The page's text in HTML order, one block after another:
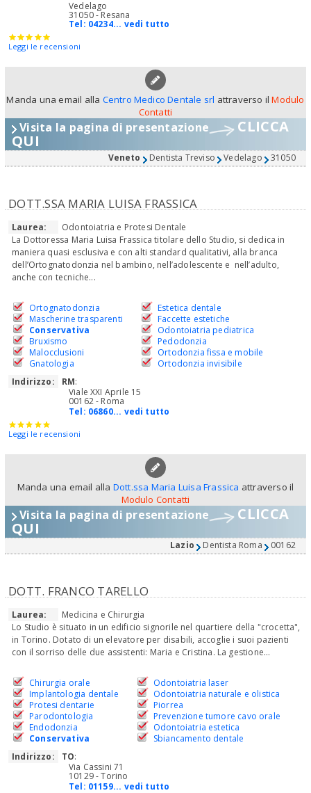
Vedelago
31050 - Resana
Tel: 04234... vedi tutto
Leggi le recensioni
Manda una email alla Centro Medico Dentale srl attraverso ilModulo
Contatti
Visita la pagina di presentazione CLICCA
QUI
Veneto Dentista Treviso Vedelago 31050
DOTT.SSA MARIA LUISA FRASSICA
Laurea:
Odontoiatria e Protesi Dentale
La Dottoressa Maria Luisa Frassica titolare dello Studio, si dedica in
maniera quasi esclusiva e con alti standard qualitativi, alla branca
dell’Ortognatodonzia nel bambino, nell’adolescente e nell’adulto,
anche con tecniche...
Ortognatodonzia
Mascherine trasparenti
Conservativa
Bruxismo
Malocclusioni
Gnatologia
Estetica dentale
Faccette estetiche
Odontoiatria pediatrica
Pedodonzia
Ortodonzia fissa e mobile
Ortodonzia invisibile
Indirizzo:
RM:
Viale XXI Aprile 15
00162 - Roma
Tel: 06860... vedi tutto
Leggi le recensioni
Manda una email alla Dott.ssa Maria Luisa Frassica attraverso il
Modulo Contatti
Visita la pagina di presentazione CLICCA
QUI
Lazio Dentista Roma 00162
DOTT. FRANCO TARELLO
Laurea:
Medicina e Chirurgia
Lo Studio è situato in un edificio signorile nel quartiere della "crocetta",
in Torino. Dotato di un elevatore per disabili, accoglie i suoi pazienti
con il sorriso delle due assistenti: Maria e Cristina. La gestione...
Chirurgia orale
Implantologia dentale
Protesi dentarie
Parodontologia
Endodonzia
Conservativa
Odontoiatria laser
Odontoiatria naturale e olistica
Piorrea
Prevenzione tumore cavo orale
Odontoiatria estetica
Sbiancamento dentale
Indirizzo:
TO:
Via Cassini 71
10129 - Torino
Tel: 01159... vedi tutto